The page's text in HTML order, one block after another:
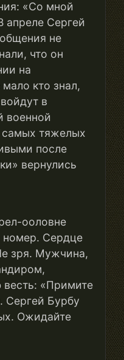
«Со мной
апреле Сергей
не
что он
на
кто знал,
в
военной
самых тяжелых
после
вернулись
ооловне
номер. Сердце
зря. Мужчина,
«Примите
Сергей Бурбу
Ожидайте